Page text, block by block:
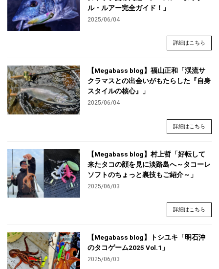
ル・ルアー完全ガイド！」
2025/06/04
詳細はこちら
【Megabass blog】福山正和「渓流サ
クラマスとの出会いがもたらした『自身
スタイルの核心』」
2025/06/04
詳細はこちら
【Megabass blog】村上哲「好転して
来たタコの顔を見に淡路島へ～タコーレ
ソフトのちょっと裏技もご紹介～」
2025/06/03
詳細はこちら
【Megabass blog】トシユキ「明石沖
のタコゲーム2025 Vol.1」
2025/06/03